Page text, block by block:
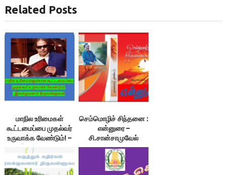
Related Posts
மாநில உரிமைகள்
கூட்டமைப்பை முதல்வர்
உருவாக்க வேண்டும்! –
இலக்குவனார்
திருவள்ளுவன்
செம்மொழிச் சிந்தனை :
என்னுரை –
சி.சான்சாமுவேல்